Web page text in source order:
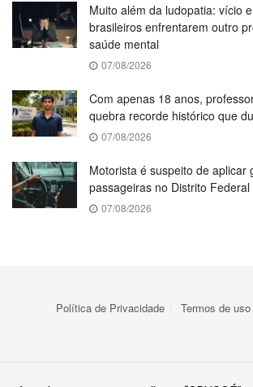
Muito além da ludopatia: vício
brasileiros enfrentarem outro
saúde mental
07/08/2026
Com apenas 18 anos,
quebra recorde histórico que
07/08/2026
Motorista é suspeito de aplicar
passageiras no Distrito Federal
07/08/2026
Política de Privacidade Termos de uso